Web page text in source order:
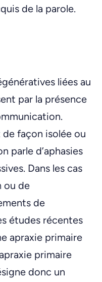
de la parole.
liées au
par la présence
façon isolée ou
parle d’aphasies
Dans les cas
ou de
de
études récentes
apraxie primaire
primaire
donc un